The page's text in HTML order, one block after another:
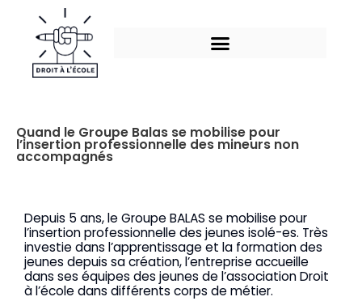
contenu
Quand le Groupe Balas se mobilise pour
l’insertion professionnelle des mineurs non
accompagnés
Depuis 5 ans, le Groupe BALAS se mobilise pour
l’insertion professionnelle des jeunes isolé-es. Très
investie dans l’apprentissage et la formation des
jeunes depuis sa création, l’entreprise accueille
dans ses équipes des jeunes de l’association Droit
à l’école dans différents corps de métier.